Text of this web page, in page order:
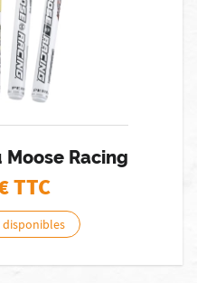
Racing
TTC
disponibles